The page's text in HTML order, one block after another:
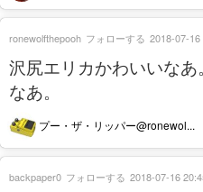
沢尻エリカかわいいな
なあ。
プー・ザ・リッパー@ronewol...
ronewolfthepooh フォローする 2018-07-16
backpaper0 フォローする 2018-07-16